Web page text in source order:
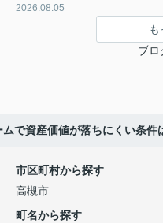
2026.08.05
も
ブロ
で資産価値が落ちにくい条
市区町村から探す
高槻市
町名から探す